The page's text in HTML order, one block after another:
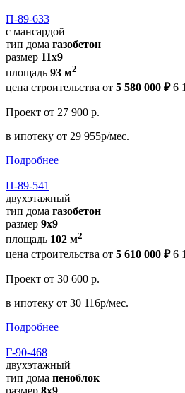
П-89-633
с мансардой
тип дома газобетон
размер 11x9
площадь 93 м2
цена строительства от 5 580 000 ₽ 6
Проект от 27 900 р.
в ипотеку от 29 955р/мес.
Подробнее
П-89-541
двухэтажный
тип дома газобетон
размер 9х9
площадь 102 м2
цена строительства от 5 610 000 ₽ 6
Проект от 30 600 р.
в ипотеку от 30 116р/мес.
Подробнее
Г-90-468
двухэтажный
тип дома пеноблок